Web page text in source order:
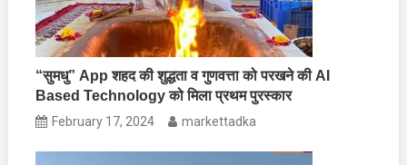
“सुमधु” App शहद की शुद्धता व गुणवत्ता को परखने की AI
Based Technology को मिला प्रथम पुरस्कार
February 17, 2024 markettadka